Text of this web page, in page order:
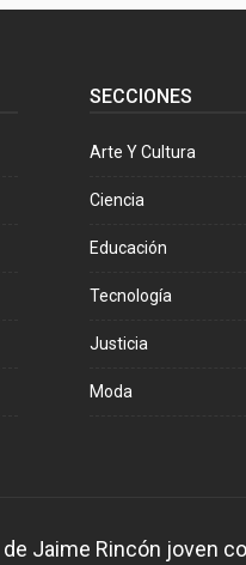
SECCIONES
Arte Y Cultura
Ciencia
Educación
Tecnología
Justicia
Moda
de Jaime Rincón joven